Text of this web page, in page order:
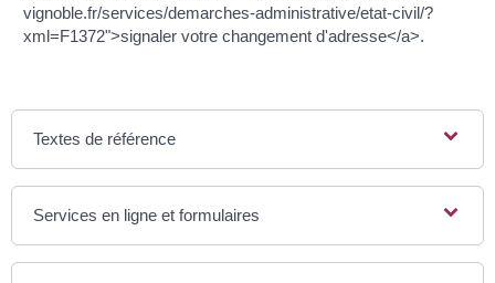
vignoble.fr/services/demarches-administrative/etat-civil/?
xml=F1372">signaler votre changement d'adresse</a>.
Textes de référence
Services en ligne et formulaires